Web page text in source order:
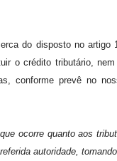
do disposto no artigo
o crédito tributário,
conforme prevê no
ocorre quanto aos
autoridade,